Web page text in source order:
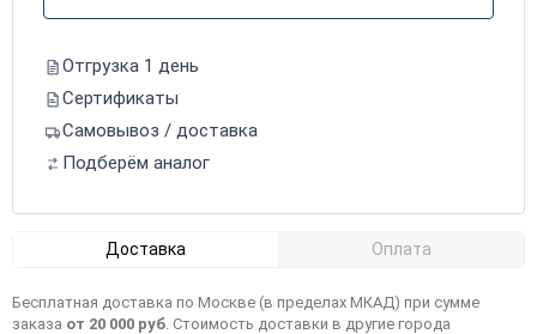
Отгрузка 1 день
Сертификаты
Самовывоз / доставка
Подберём аналог
Доставка Оплата
Бесплатная доставка по Москве (в пределах МКАД) при сумме
заказа от 20 000 руб. Стоимость доставки в другие города